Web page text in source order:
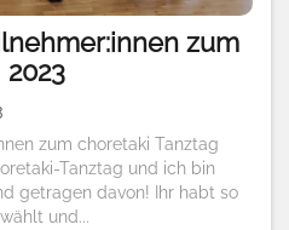
zum
zum choretaki Tanztag
Tanztag und ich bin
getragen davon! Ihr habt so
und...